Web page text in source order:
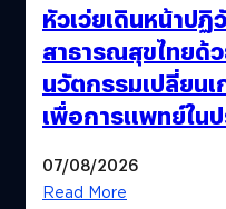
หัวเว่ยเดินหน้าปฏิ
สาธารณสุขไทยด้
นวัตกรรมเปลี่ยนเ
เพื่อการแพทย์ในป
07/08/2026
Read More